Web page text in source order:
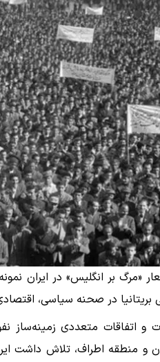
«مرگ بر انگلیس» در ایران
بریتانیا در صحنه سیاسی،
و اتفاقات متعددی زمینه‌ساز
منطقه اطراف، تلاش داشت